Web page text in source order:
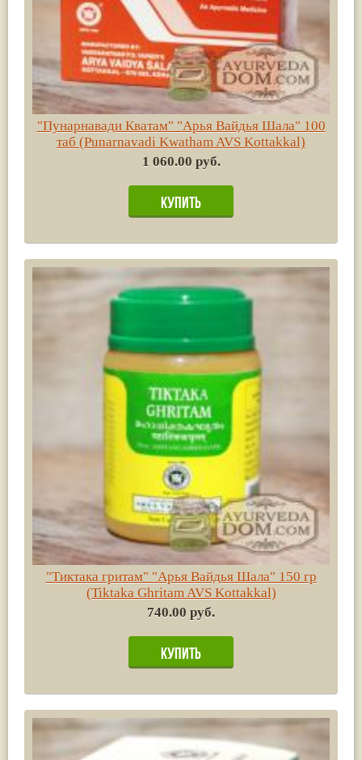
"Пунарнавади Кватам" "Арья Вайдья Шала" 100
таб (Punarnavadi Kwatham AVS Kottakkal)
1 060.00 руб.
"Tиктака гритам" "Арья Вайдья Шала" 150 гр
(Tiktaka Ghritam AVS Kottakkal)
740.00 руб.